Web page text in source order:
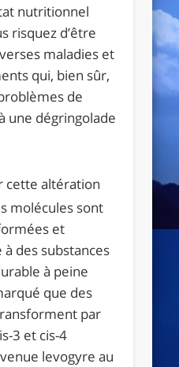
nutritionnel
risquez d’être
maladies et
qui, bien sûr,
de
une dégringolade
cette altération
molécules sont
et
des substances
à peine
que des
par
3 et cis-4
levogyre au